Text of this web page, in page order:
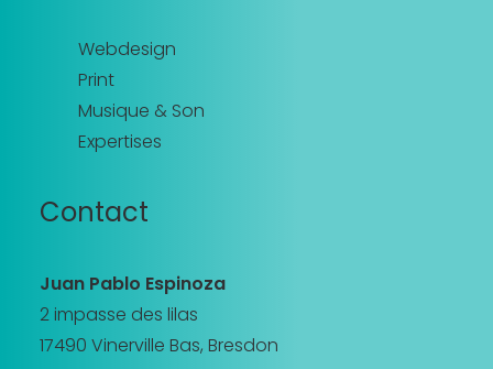
Webdesign
Print
Musique & Son
Expertises
Contact
Juan Pablo Espinoza
2 impasse des lilas
17490 Vinerville Bas, Bresdon